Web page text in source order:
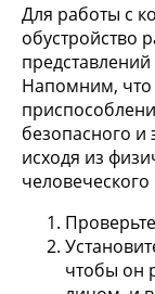
Для работы с
обустройство
Напомним, что
безопасного и
исходя из
чтобы он